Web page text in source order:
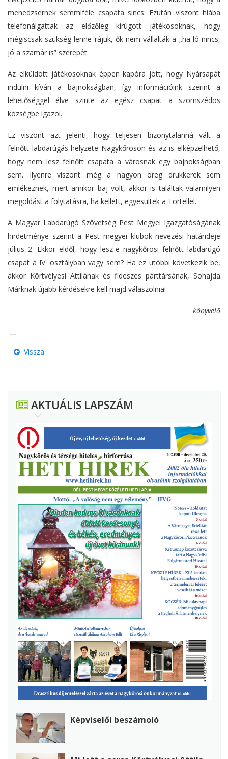
menedzsernek semmiféle csapata sincs. Ezután viszont hiába
telefonálgattak az előzőleg kirúgott játékosoknak, hogy
mégiscsak szükség lenne rájuk, ők nem vállalták a „ha ló nincs,
jó a szamár is” szerepét.
Az elküldött játékosoknak éppen kapóra jött, hogy Nyársapát
indulni kíván a bajnokságban, így információink szerint a
lehetőséggel élve szinte az egész csapat a szomszédos
községbe igazol.
Ez viszont azt jelenti, hogy teljesen bizonytalanná vált a
felnőtt labdarúgás helyzete Nagykőrösön és az is elképzelhető,
hogy nem leszfelnőtt csapata a városnak egy bajnokságban
sem. Ilyenre viszont méga nagyon öreg drukkerek sem
emlékeznek, mert amikor baj volt, akkor is találtak valamilyen
megoldást a folytatásra, ha kellett, egyesültek a Törtellel.
A Magyar Labdarúgó Szövetség Pest Megyei Igazgatóságának
hirdetménye szerint a Pest megyei klubok nevezési határideje
július 2. Ekkor eldől, hogy lesz-e nagykőrösi felnőtt labdarúgó
csapat a IV. osztályban vagy sem? Ha ez utóbbi következik be,
akkor Körtvélyesi Attilának és fideszes párttársának, Sohajda
Márknak újabb kérdésekre kell majd válaszolnia!
könyvelő
Vissza
AKTUÁLIS LAPSZÁM
Képviselői beszámoló